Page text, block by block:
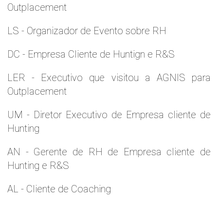
Outplacement
LS - Organizador de Evento sobre RH
DC - Empresa Cliente de Huntign e R&S
LER - Executivo que visitou a AGNIS para
Outplacement
UM - Diretor Executivo de Empresa cliente de
Hunting
AN - Gerente de RH de Empresa cliente de
Hunting e R&S
AL - Cliente de Coaching